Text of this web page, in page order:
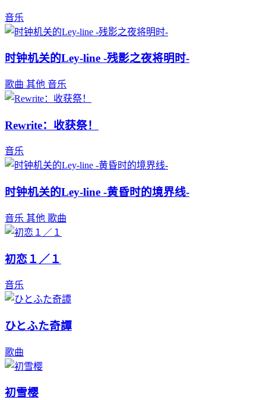
音乐
时钟机关的Ley-line -残影之夜将明时-
歌曲 其他 音乐
Rewrite：收获祭！
音乐
时钟机关的Ley-line -黄昏时的境界线-
音乐 其他 歌曲
初恋１／１
音乐
ひとふた奇譚
歌曲
初雪樱